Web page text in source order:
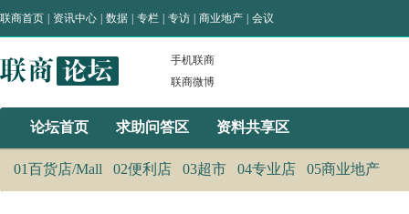
联商首页 资讯中心 数据 专栏 专访 商业地产 会议
手机联商
联商微博
论坛首页 求助问答区 资料共享区
01百货店/Mall 02便利店 03超市 04专业店 05商业地产